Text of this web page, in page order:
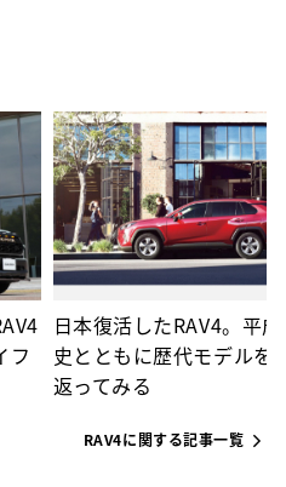
フ
日本復活したRAV4。平
史とともに歴代モデルを
返ってみる
RAV4に関する記事一覧